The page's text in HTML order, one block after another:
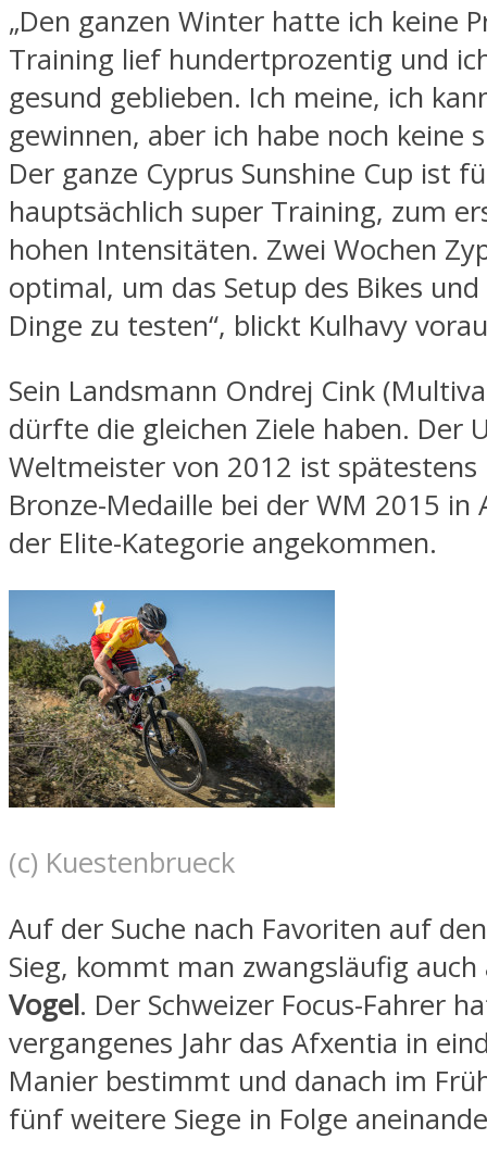
„Den ganzen Winter hatte ich keine
Training lief hundertprozentig und
gesund geblieben. Ich meine, ich
gewinnen, aber ich habe noch keine
Der ganze Cyprus Sunshine Cup ist
hauptsächlich super Training, zum
hohen Intensitäten. Zwei Wochen
optimal, um das Setup des Bikes
Dinge zu testen“, blickt Kulhavy
Sein Landsmann Ondrej Cink
dürfte die gleichen Ziele haben. Der
Weltmeister von 2012 ist
Bronze-Medaille bei der WM 2015 in
der Elite-Kategorie angekommen.
(c) Kuestenbrueck
Auf der Suche nach Favoriten auf
Sieg, kommt man zwangsläufig
Vogel. Der Schweizer Focus-Fahrer
vergangenes Jahr das Afxentia in
Manier bestimmt und danach im
fünf weitere Siege in Folge